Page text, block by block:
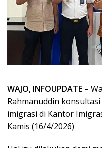
WAJO, INFOUPDATE –
Rahmanuddin
imigrasi di Kantor
Kamis (16/4/2026)